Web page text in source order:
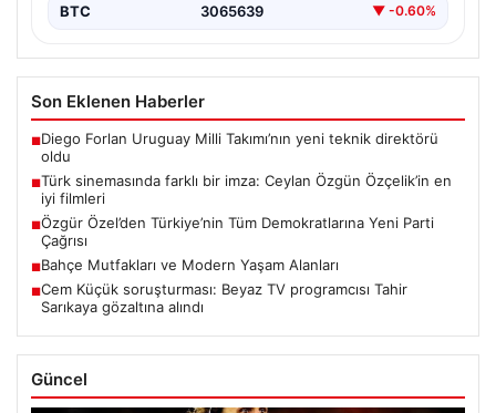
BTC 3065639 ▼ -0.60%
Son Eklenen Haberler
■Diego Forlan Uruguay Milli Takımı’nın yeni teknik direktörü
oldu
■Türk sinemasında farklı bir imza: Ceylan Özgün Özçelik’in en
iyi filmleri
■Özgür Özel’den Türkiye’nin Tüm Demokratlarına Yeni Parti
Çağrısı
■Bahçe Mutfakları ve Modern Yaşam Alanları
■Cem Küçük soruşturması: Beyaz TV programcısı Tahir
Sarıkaya gözaltına alındı
Güncel